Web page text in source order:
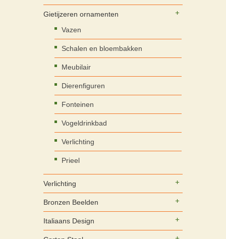
Gietijzeren ornamenten
Vazen
Schalen en bloembakken
Meubilair
Dierenfiguren
Fonteinen
Vogeldrinkbad
Verlichting
Prieel
Verlichting
Bronzen Beelden
Italiaans Design